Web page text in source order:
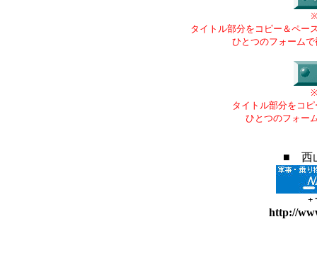
タイトル部分をコピー＆ペー
ひとつのフォーム
タイトル部分をコ
ひとつのフォー
■ 西
+
http://